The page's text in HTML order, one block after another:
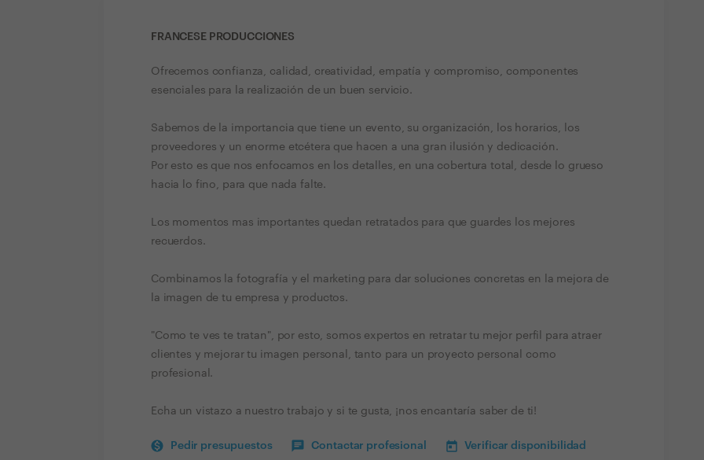
FRANCESE PRODUCCIONES
Ofrecemos confianza, calidad, creatividad, empatía y compromiso, componentes
esenciales para la realización de un buen servicio.
Sabemos de la importancia que tiene un evento, su organización, los horarios, los
proveedores y un enorme etcétera que hacen a una gran ilusión y dedicación.
Por esto es que nos enfocamos en los detalles, en una cobertura total, desde lo grueso
hacia lo fino, para que nada falte.
Los momentos mas importantes quedan retratados para que guardes los mejores
recuerdos.
Combinamos la fotografía y el marketing para dar soluciones concretas en la mejora de
la imagen de tu empresa y productos.
"Como te ves te tratan", por esto, somos expertos en retratar tu mejor perfil para atraer
clientes y mejorar tu imagen personal, tanto para un proyecto personal como
profesional.
Echa un vistazo a nuestro trabajo y si te gusta, ¡nos encantaría saber de ti!
Pedir presupuestos Contactar profesional Verificar disponibilidad